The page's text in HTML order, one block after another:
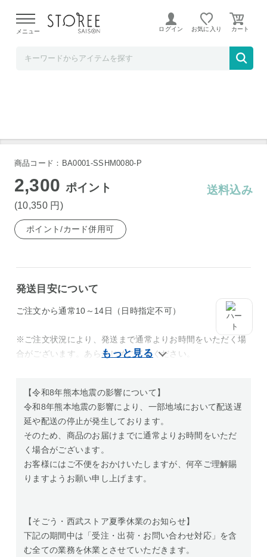
よる配送遅延が発生しております。
メニュー ログイン お気に入り
佐賀牛 ステーキ用 モモ3枚 合計480g
商品コード：BA0001-SSHM0080-P
2,300 ポイント
(10,350 円 )
送料込み
ポイント/カード併用可
発送目安について
ご注文から通常10～14日（日時指定不可）
※ご注文状況により、発送まで通常よりお時間をいただく場
合がございます。あらかじめご了承ください。
【令和8年熊本地震の影響について】
令和8年熊本地震の影響により、一部地域において配送遅
延や配送の停止が発生しております。
そのため、商品のお届けまでに通常よりお時間をいただ
く場合がございます。
お客様にはご不便をおかけいたしますが、何卒ご理解賜
りますようお願い申し上げます。
【そごう・西武ストア夏季休業のお知らせ】
下記の期間中は「受注・出荷・お問い合わせ対応」を含
む全ての業務を休業とさせていただきます。